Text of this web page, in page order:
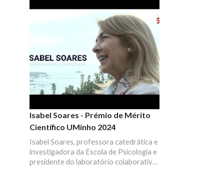
professores, investigadores,
estudantes, técnicos e respetivas
Sobral, grupos culturais, DJ, jogos
tradicionais e emissão da RUM.
Isabel Soares - Prémio de Mérito
Científico UMinho 2024
Isabel Soares, professora catedrática e
investigadora da Escola de Psicologia e
presidente do laboratório colaborativo